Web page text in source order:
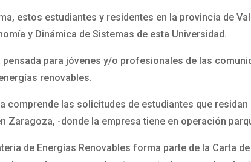
estos estudiantes y residentes en la provincia de
y Dinámica de Sistemas de esta Universidad.
para jóvenes y/o profesionales de las
renovables.
comprende las solicitudes de estudiantes que
Zaragoza, -donde la empresa tiene en operación
de Energías Renovables forma parte de la Carta